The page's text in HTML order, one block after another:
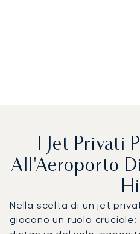
I Jet Privati
All'Aeroporto
Hill
Nella scelta di un jet
giocano un ruolo